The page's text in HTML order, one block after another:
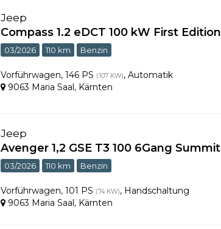
Jeep
Compass 1.2 eDCT 100 kW First Edition
03/2026 110 km Benzin
Vorführwagen,146 PS (107 KW),Automatik
9063 Maria Saal, Kärnten
Jeep
Avenger 1,2 GSE T3 100 6Gang Summit
03/2026 110 km Benzin
Vorführwagen,101 PS (74 KW), Handschaltung
9063 Maria Saal, Kärnten